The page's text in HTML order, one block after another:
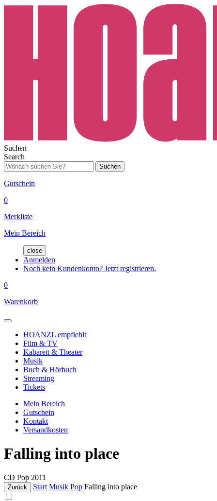
Suchen
Search
Suchen
Gutschein
0
Merkliste
Mein Bereich
close
Anmelden
Noch kein Kundenkonto? Jetzt registrieren.
0
Warenkorb
HOANZL empfiehlt
Film & TV
Kabarett & Theater
Musik
Buch & Hörbuch
Streaming
Tickets
Mein Bereich
Gutschein
Kontakt
Versandkosten
Falling into place
CD Pop 2011
Zurück Start Musik Pop Falling into place